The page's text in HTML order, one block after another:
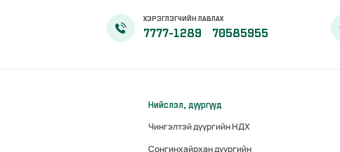
ХЭРЭГЛЭГЧИЙН ЛАВЛАХ
7777-1289 70585955
Нийслэл, дүүргүүд
Чингэлтэй дүүргийн НДХ
Сонгинхайрхан дүүргийн